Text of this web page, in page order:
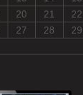
20 21 22
27 28 29